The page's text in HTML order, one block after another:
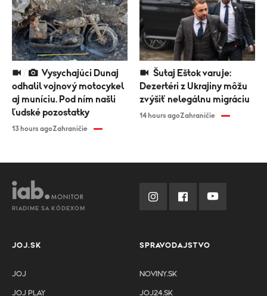
odhalil vojnový motocykel
aj muníciu. Pod ním našli
ľudské pozostatky
13 hours agoZahraničie
Dezertéri z Ukrajiny môžu
zvýšiť nelegálnu migráciu
14 hours agoZahraničie
RIADIME SA KÓDEXOM
JOJ.SK
JOJ
JOJ PLAY
SPRAVODAJSTVO
NOVINY.SK
JOJ24.SK